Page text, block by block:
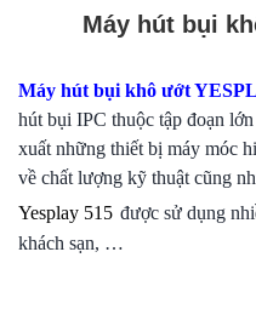
Máy hút bụi
Máy hút bụi khô ướt
hút bụi IPC thuộc tập đoạn
xuất những thiết bị máy móc
về chất lượng kỹ thuật cũng
Yesplay 515 được sử dụng
khách sạn, …